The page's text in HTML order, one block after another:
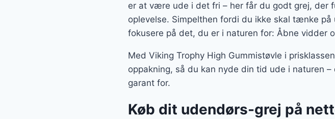
er at være ude i det fri – her får du godt grej, der
oplevelse. Simpelthen fordi du ikke skal tænke
fokusere på det, du er i naturen for: Åbne vidder
Med Viking Trophy High Gummistøvle i
oppakning, så du kan nyde din tid ude i naturen
garant for.
Køb dit udendørs-grej på